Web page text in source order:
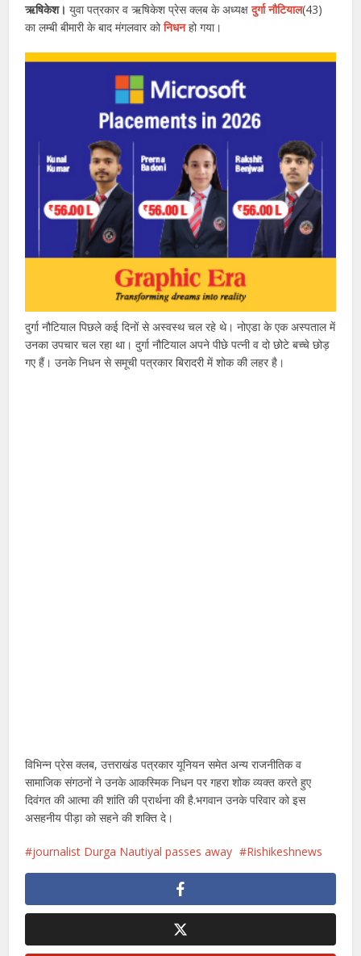
ऋषिकेश। युवा पत्रकार व ऋषिकेश प्रेस क्लब के अध्यक्षदुर्गा नौटियाल(43)
का लम्बी बीमारी के बाद मंगलवार कोनिधनहो गया।
दुर्गा नौटियाल पिछले कई दिनों से अस्वस्थ चल रहे थे। नोएडा के एक अस्पताल में
उनका उपचार चल रहा था। दुर्गा नौटियाल अपने पीछे पत्नी व दो छोटे बच्चे छोड़
गए हैं। उनके निधन से समूची पत्रकार बिरादरी में शोक की लहर है।
विभिन्न प्रेस क्लब, उत्तराखंड पत्रकार यूनियन समेत अन्य राजनीतिक व
सामाजिक संगठनों ने उनके आकस्मिक निधन पर गहरा शोक व्यक्त करते हुए
दिवंगत की आत्मा की शांति की प्रार्थना की है.भगवान उनके परिवार को इस
असहनीय पीड़ा को सहने की शक्ति दे।
journalist Durga Nautiyal passes away Rishikeshnews